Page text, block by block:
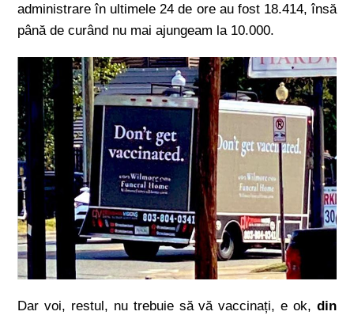
administrare în ultimele 24 de ore au fost 18.414, însă
până de curând nu mai ajungeam la 10.000.
Dar voi, restul, nu trebuie să vă vaccinați, e ok, din